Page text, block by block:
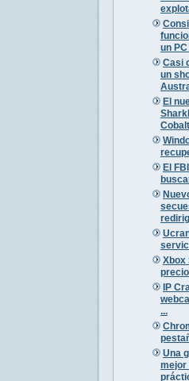
un PC
Casi
un
El
El
Xbox
IP
...
Una
mejor